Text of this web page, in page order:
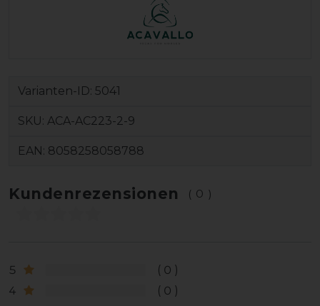
Varianten-ID: 5041
SKU: ACA-AC223-2-9
EAN: 8058258058788
Kundenrezensionen (0)
5
0
4
0